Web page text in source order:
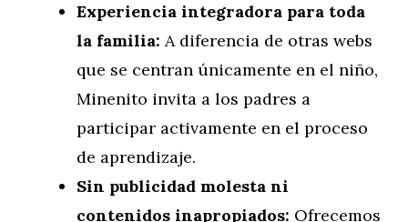
Experiencia integradora para toda
la familia: A diferencia de otras webs
que se centran únicamente en el niño,
Minenito invita a los padres a
participar activamente en el proceso
de aprendizaje.
Sin publicidad molesta ni
contenidos inapropiados: Ofrecemos